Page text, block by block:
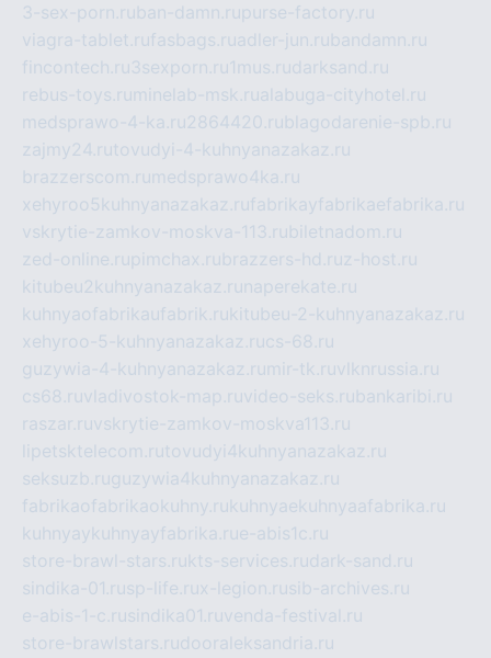
3-sex-porn.ruban-damn.rupurse-factory.ru
viagra-tablet.rufasbags.ruadler-jun.rubandamn.ru
fincontech.ru3sexporn.ru1mus.rudarksand.ru
rebus-toys.ru minelab-msk.rualabuga-cityhotel.ru
medsprawo-4-ka.ru2864420.rublagodarenie-spb.ru
zajmy24.rutovudyi-4-kuhnyanazakaz.ru
brazzerscom.ru medsprawo4ka.ru
xehyroo5kuhnyanazakaz.rufabrikayfabrikaefabrika.ru
vskrytie-zamkov-moskva-113.rubiletnadom.ru
zed-online.rupimchax.rubrazzers-hd.ruz-host.ru
kitubeu2kuhnyanazakaz.ru naperekate.ru
kuhnyaofabrikaufabrik.rukitubeu-2-kuhnyanazakaz.ru
xehyroo-5-kuhnyanazakaz.rucs-68.ru
guzywia-4-kuhnyanazakaz.ru mir-tk.ruvlknrussia.ru
cs68.ruvladivostok-map.ruvideo-seks.rubankaribi.ru
raszar.ruvskrytie-zamkov-moskva113.ru
lipetsktelecom.rutovudyi4kuhnyanazakaz.ru
seksuzb.ruguzywia4kuhnyanazakaz.ru
fabrikaofabrikaokuhny.rukuhnyaekuhnyaafabrika.ru
kuhnyaykuhnyayfabrika.rue-abis1c.ru
store-brawl-stars.rukts-services.rudark-sand.ru
sindika-01.rusp-life.rux-legion.rusib-archives.ru
e-abis-1-c.rusindika01.ruvenda-festival.ru
store-brawlstars.rudooraleksandria.ru